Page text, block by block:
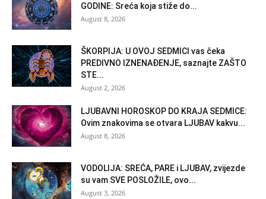
GODINE: Sreća koja stiže do...
August 8, 2026
ŠKORPIJA: U OVOJ SEDMICI vas čeka
PREDIVNO IZNENAĐENJE, saznajte ZAŠTO
STE...
August 2, 2026
LJUBAVNI HOROSKOP DO KRAJA SEDMICE:
Ovim znakovima se otvara LJUBAV kakvu...
August 8, 2026
VODOLIJA: SREĆA, PARE i LJUBAV, zvijezde
su vam SVE POSLOŽILE, ovo...
August 3, 2026